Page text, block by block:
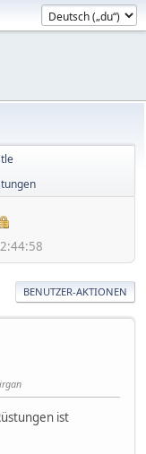
BENUTZER-AKTIONEN
ist